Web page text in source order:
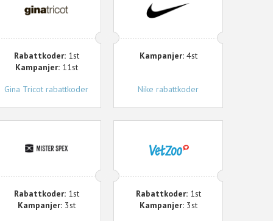
Tricot
Rabattkoder:1st
Kampanjer:11st
Gina Tricot rabattkoder
Kampanjer:4st
Nike rabattkoder
Rabattkoder:1st
Kampanjer:3st
Rabattkoder:1st
Kampanjer:3st